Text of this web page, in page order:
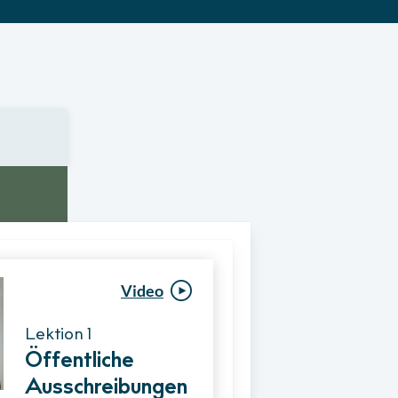
Video
Lektion 1
Öffentliche
AusschreibungenVergabeverfahre